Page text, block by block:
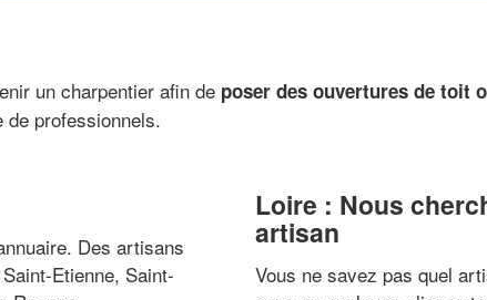
un charpentier afin de poser des ouvertures de toit
professionnels.
Des artisans
Etienne, Saint-
Loire : Nous
artisan
Vous ne savez pas quel